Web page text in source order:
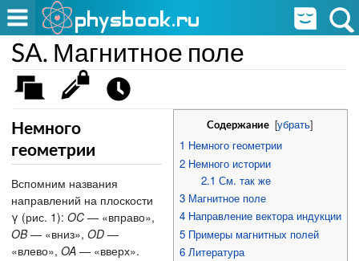
SA. Магнитное поле
Содержание [убрать]
1 Немного геометрии
2 Немного истории
2.1 См. так же
3 Магнитное поле
4 Направление вектора индукции
5 Примеры магнитных полей
6 Литература
Немного
геометрии
Вспомним названия
направлений на плоскости
γ (рис. 1): OC — «вправо»,
OB— «вниз», OD —
«влево», OA — «вверх».